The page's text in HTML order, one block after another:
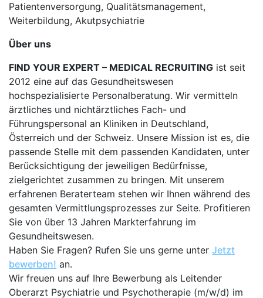
Patientenversorgung, Qualitätsmanagement,
Weiterbildung, Akutpsychiatrie
Über uns
FIND YOUR EXPERT – MEDICAL RECRUITING ist seit
2012 eine auf das Gesundheitswesen
hochspezialisierte Personalberatung. Wir vermitteln
ärztliches und nichtärztliches Fach- und
Führungspersonal an Kliniken in Deutschland,
Österreich und der Schweiz. Unsere Mission ist es, die
passende Stelle mit dem passenden Kandidaten, unter
Berücksichtigung der jeweiligen Bedürfnisse,
zielgerichtet zusammen zu bringen. Mit unserem
erfahrenen Beraterteam stehen wir Ihnen während des
gesamten Vermittlungsprozesses zur Seite. Profitieren
Sie von über 13 Jahren Markterfahrung im
Gesundheitswesen.
Haben Sie Fragen? Rufen Sie uns gerne unter Jetzt
bewerben! an.
Wir freuen uns auf Ihre Bewerbung als Leitender
Oberarzt Psychiatrie und Psychotherapie (m/w/d) im